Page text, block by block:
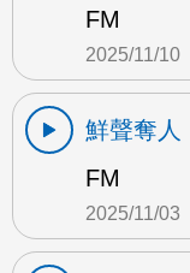
FM
2025/11/10
鮮聲奪人
FM
2025/11/03